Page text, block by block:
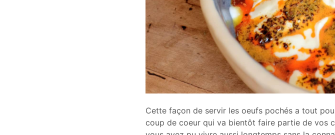
Cette façon de servir les oeufs pochés a tout
coup de coeur qui va bientôt faire partie de vos